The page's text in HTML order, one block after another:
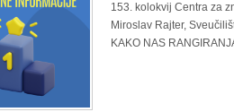
153. kolokvij Centra za
Miroslav Rajter,
KAKO NAS